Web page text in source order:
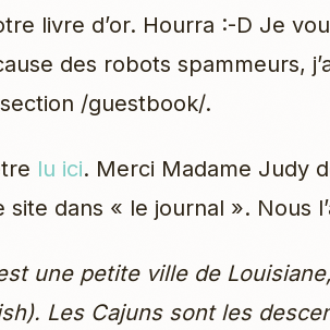
livre d’or. Hourra :-D Je
des robots spammeurs,
/guestbook/.
lu ici. Merci Madame Judy
dans « le journal ». Nous
une petite ville de
Les Cajuns sont les